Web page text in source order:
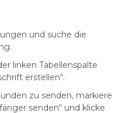
und suche die
linken Tabellenspalte
erstellen“.
zu senden, markiere
senden“ und klicke